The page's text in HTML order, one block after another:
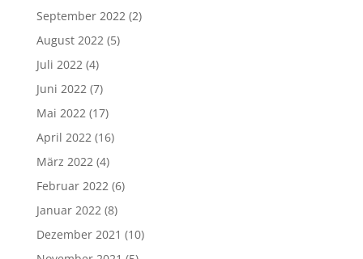
September 2022(2)
August 2022(5)
Juli 2022(4)
Juni 2022(7)
Mai 2022(17)
April 2022(16)
März 2022(4)
Februar 2022(6)
Januar 2022(8)
Dezember 2021 (10)